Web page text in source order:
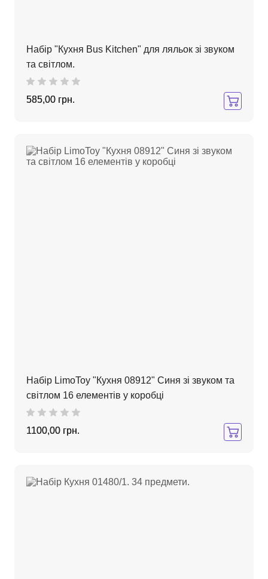
Набір "Кухня Bus Kitchen" для ляльок зі звуком
та світлом.
585,00 грн.
Набір LimoToy "Кухня 08912" Синя зі звуком та
світлом 16 елементів у коробці
1100,00 грн.